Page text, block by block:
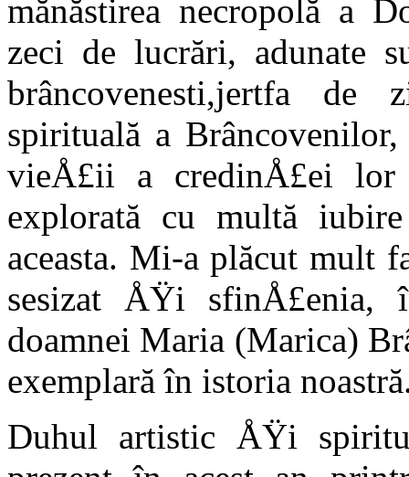
mănăstirea necropolă a
zeci de lucrări, adunate
brâncovenesti,jertfa de
spirituală a
vie­Å£ii a credinÅ£ei
explorată cu multă
aceasta. Mi-a plăcut mult
sesizat ÅŸi
doamnei Maria (Marica)
exemplară în istoria
Duhul artistic ÅŸi